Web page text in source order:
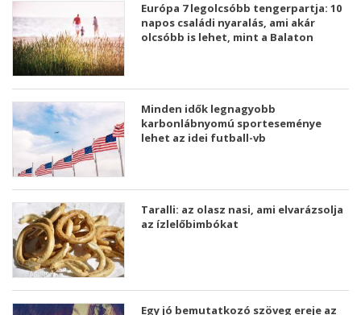
Európa 7 legolcsóbb tengerpartja: 10
napos családi nyaralás, ami akár
olcsóbb is lehet, mint a Balaton
Minden idők legnagyobb
karbonlábnyomú sporteseménye
lehet az idei futball-vb
Taralli: az olasz nasi, ami elvarázsolja
az ízlelőbimbókat
Egy jó bemutatkozó szöveg ereje az